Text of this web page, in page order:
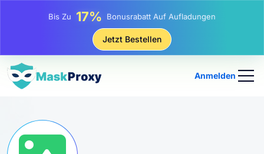
Bis Zu 17% Bonusrabatt Auf Aufladungen
25%Rabatt Auf Statische IP-Käufe
Jetzt Bestellen
Anmelden